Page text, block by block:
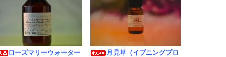
ローズマリーウォーター
月見草（イブニングプロ